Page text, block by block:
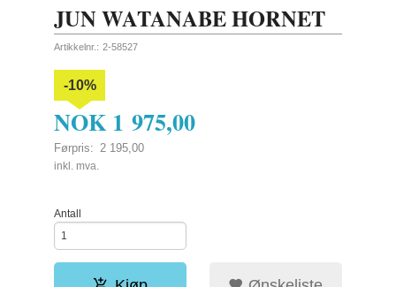
JUN WATANABE HORNET
Artikkelnr.: 2-58527
NOK 1 975,00
Førpris: 2 195,00
Rabatt
-10%
inkl. mva.
Antall